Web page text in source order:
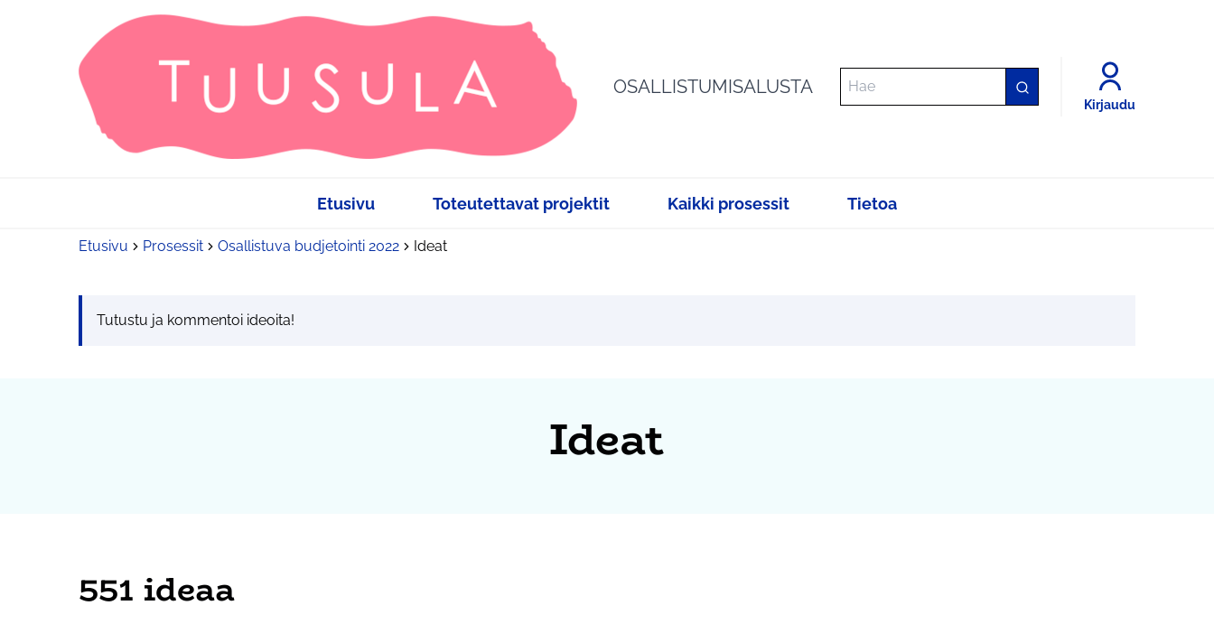
OSALLISTUMISALUSTA
Kirjaudu
Etusivu Toteutettavat projektit Kaikki prosessit Tietoa
Etusivu Prosessit Osallistuva budjetointi 2022 Ideat
Tutustu ja kommentoi ideoita!
Ideat
551 ideaa